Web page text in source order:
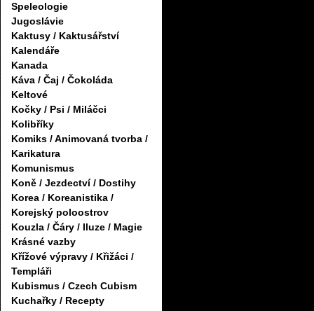
Speleologie
Jugoslávie
Kaktusy / Kaktusářství
Kalendáře
Kanada
Káva / Čaj / Čokoláda
Keltové
Kočky / Psi / Miláčci
Kolibříky
Komiks / Animovaná tvorba /
Karikatura
Komunismus
Koně / Jezdectví / Dostihy
Korea / Koreanistika /
Korejský poloostrov
Kouzla / Čáry / Iluze / Magie
Krásné vazby
Křížové výpravy / Křižáci /
Templáři
Kubismus / Czech Cubism
Kuchařky / Recepty